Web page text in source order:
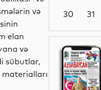
və
elan
və
sübutlar,
Dünya
30
31